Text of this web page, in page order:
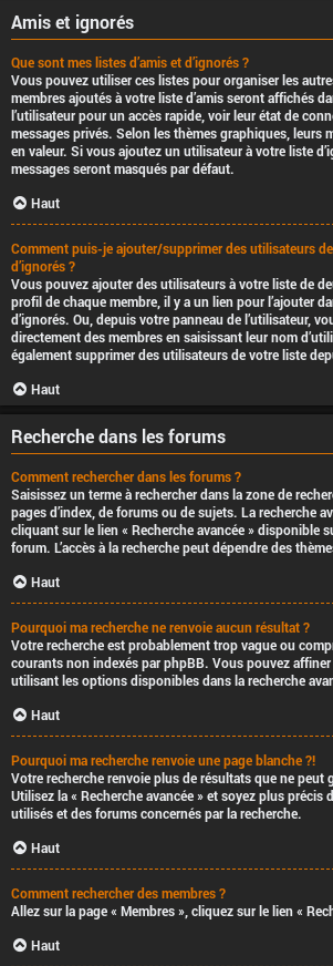
Amis et ignorés
Que sont mes listes d’amis et d’ignorés ?
Vous pouvez utiliser ces listes pour organiser les
membres ajoutés à votre liste d’amis seront affichés
l’utilisateur pour un accès rapide, voir leur état de
messages privés. Selon les thèmes graphiques, leurs
en valeur. Si vous ajoutez un utilisateur à votre liste
messages seront masqués par défaut.
Haut
Comment puis-je ajouter/supprimer des utilisateurs de
d’ignorés ?
Vous pouvez ajouter des utilisateurs à votre liste de
profil de chaque membre, il y a un lien pour l’ajouter
d’ignorés. Ou, depuis votre panneau de l’utilisateur,
directement des membres en saisissant leur nom
également supprimer des utilisateurs de votre liste
Haut
Recherche dans les forums
Comment rechercher dans les forums ?
Saisissez un terme à rechercher dans la zone de
pages d’index, de forums ou de sujets. La recherche
cliquant sur le lien « Recherche avancée » disponible
forum. L’accès à la recherche peut dépendre des
Haut
Pourquoi ma recherche ne renvoie aucun résultat ?
Votre recherche est probablement trop vague ou
courants non indexés par phpBB. Vous pouvez
utilisant les options disponibles dans la recherche
Haut
Pourquoi ma recherche renvoie une page blanche ?!
Votre recherche renvoie plus de résultats que ne peut
Utilisez la « Recherche avancée » et soyez plus précis
utilisés et des forums concernés par la recherche.
Haut
Comment rechercher des membres ?
Allez sur la page « Membres », cliquez sur le lien «
Haut